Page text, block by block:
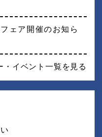
ェア開催のお知ら
・イベント一覧を見る